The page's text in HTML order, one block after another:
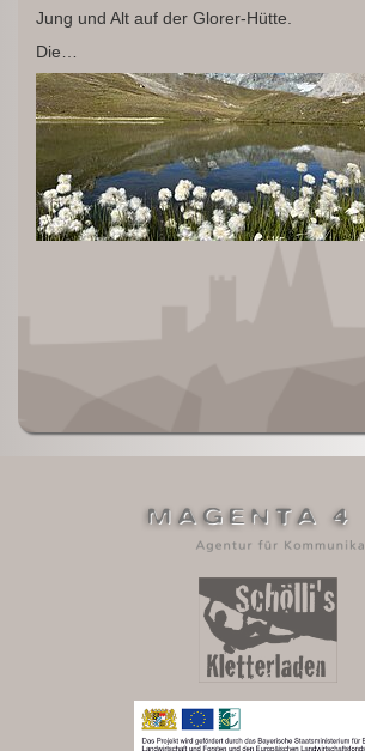
Jung und Alt auf der Glorer-Hütte.
Die…